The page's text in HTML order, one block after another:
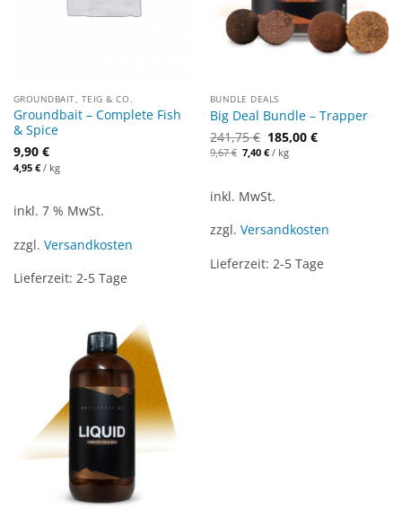
GROUNDBAIT, TEIG & CO.
Groundbait – Complete Fish
& Spice
9,90 €
4,95 €/ kg
inkl. 7 % MwSt.
zzgl. Versandkosten
Lieferzeit: 2-5 Tage
BUNDLE DEALS
Big Deal Bundle – Trapper
241,75€ 185,00 €
9,67€ Ursprünglicher
Preis
7,40€Aktueller
Preis
/ kg
inkl. MwSt.
zzgl. Versandkosten
Lieferzeit: 2-5 Tage